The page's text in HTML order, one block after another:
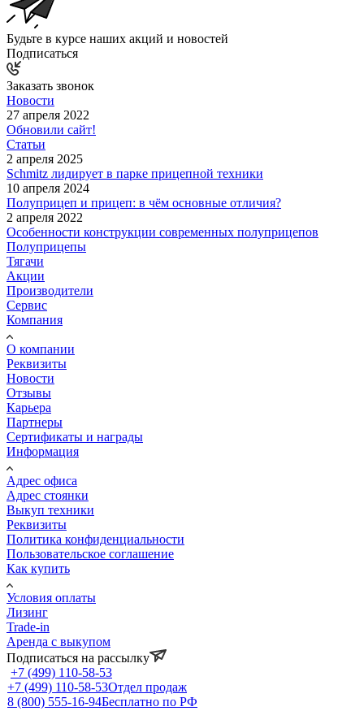
Будьте в курсе наших акций и новостей
Подписаться
Заказать звонок
Новости
27 апреля 2022
Обновили сайт!
Статьи
2 апреля 2025
Schmitz лидирует в парке прицепной техники
10 апреля 2024
Полуприцеп и прицеп: в чём основные отличия?
2 апреля 2022
Особенности конструкции современных полуприцепов
Полуприцепы
Тягачи
Акции
Производители
Сервис
Компания
О компании
Реквизиты
Новости
Отзывы
Карьера
Партнеры
Сертификаты и награды
Информация
Адрес офиса
Адрес стоянки
Выкуп техники
Реквизиты
Политика конфиденциальности
Пользовательское соглашение
Как купить
Условия оплаты
Лизинг
Trade-in
Аренда с выкупом
Подписаться на рассылку
+7 (499) 110-58-53
+7 (499) 110-58-53Отдел продаж
8 (800) 555-16-94Бесплатно по РФ